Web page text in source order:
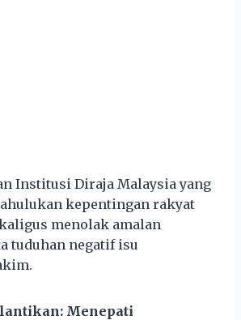
Institusi Diraja Malaysia yang
kepentingan rakyat
menolak amalan
tuduhan negatif isu
Menepati